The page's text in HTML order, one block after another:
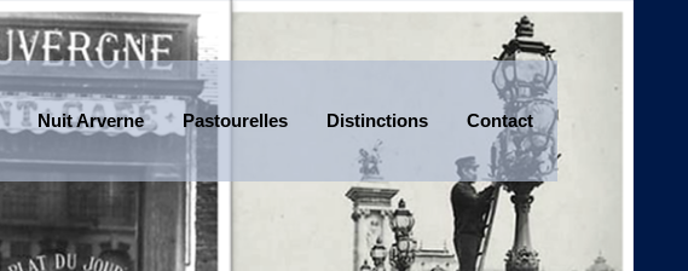
Nuit Arverne Pastourelles Distinctions Contact